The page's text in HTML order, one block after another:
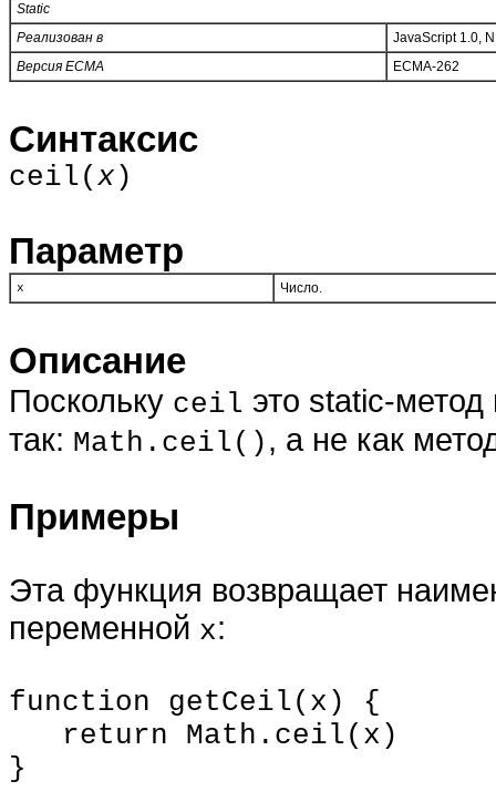
Static
Реализован в
JavaScript 1.0,
Версия ECMA
ECMA-262
Синтаксис
ceil(x)
Параметр
x Число.
Описание
Поскольку ceil это static-
так: Math.ceil() , а не как
Примеры
Эта функция возвращает
переменной x:
function getCeil(x) {
return Math .ceil(x)
}